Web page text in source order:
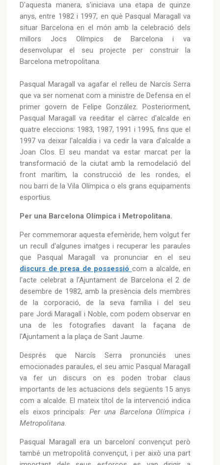
D'aquesta manera, s'iniciava una etapa de quinze
anys, entre 1982 i 1997, en què Pasqual Maragall va
situar Barcelona en el món amb la celebració dels
millors Jocs Olímpics de Barcelona i va
desenvolupar el seu projecte per construir la
Barcelona metropolitana.
Pasqual Maragall va agafar el relleu de Narcís Serra
que va ser nomenat com a ministre de Defensa en el
primer govern de Felipe González. Posteriorment,
Pasqual Maragall va reeditar el càrrec d'alcalde en
quatre eleccions: 1983, 1987, 1991 i 1995, fins que el
1997 va deixar l'alcaldia i va cedir la vara d'alcalde a
Joan Clos. El seu mandat va estar marcat per la
transformació de la ciutat amb la remodelació del
front marítim, la construcció de les rondes, el
nou barri de la Vila Olímpica o els grans equipaments
esportius.
Per una Barcelona Olímpica i Metropolitana.
Per commemorar aquesta efemèride, hem volgut fer
un recull d'algunes imatges i recuperar les paraules
que Pasqual Maragall va pronunciar en el seu
discurs de presa de possessió com a alcalde, en
l'acte celebrat a l'Ajuntament de Barcelona el 2 de
desembre de 1982, amb la presència dels membres
de la corporació, de la seva família i del seu
pare Jordi Maragall i Noble, com podem observar en
una de les fotografies davant la façana de
l'Ajuntament a la plaça de Sant Jaume.
Després que Narcís Serra pronunciés unes
emocionades paraules, el seu amic Pasqual Maragall
va fer un discurs on es poden trobar claus
importants de les actuacions dels següents 15 anys
com a alcalde. El mateix títol de la intervenció indica
els eixos principals:Per una Barcelona Olímpica i
Metropolitana.
Pasqual Maragall era un barceloní convençut però
també un metropolità convençut, i per això una part